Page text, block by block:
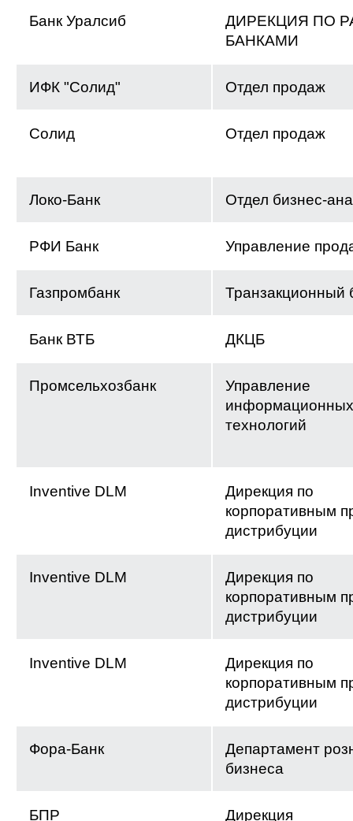
Банк Уралсиб
ДИРЕКЦИЯ ПО
БАНКАМИ
ИФК "Солид" Отдел продаж
Солид Отдел продаж
Локо-Банк Отдел бизнес-
РФИ Банк Управление
Газпромбанк Транзакционный
Банк ВТБ ДКЦБ
Промсельхозбанк
Управление
информационных
технологий
Inventive DLM
Дирекция по
корпоративным
дистрибуции
Inventive DLM
Дирекция по
корпоративным
дистрибуции
Inventive DLM
Дирекция по
корпоративным
дистрибуции
Фора-Банк
Департамент
бизнеса
БПР Дирекция